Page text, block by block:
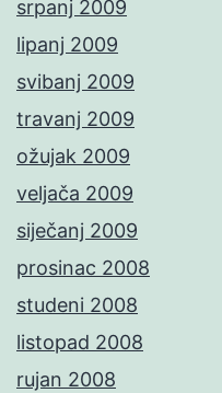
srpanj 2009
lipanj 2009
svibanj 2009
travanj 2009
ožujak 2009
veljača 2009
siječanj 2009
prosinac 2008
studeni 2008
listopad 2008
rujan 2008